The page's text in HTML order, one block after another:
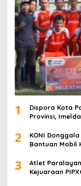
1
Dispora Kota
Provinsi,
2
KONI
Bantuan Mobil
3
Atlet
Kejuaraan